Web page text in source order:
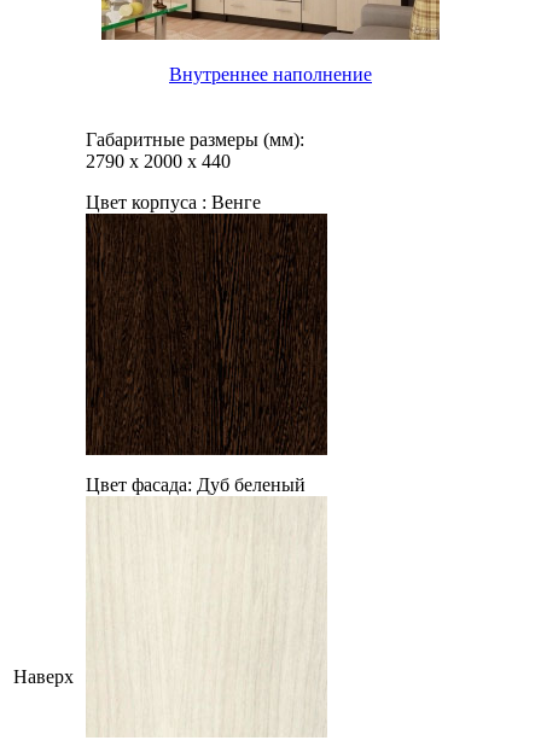
Наверх
Внутреннее наполнение
Габаритные размеры (мм):
2790 х 2000 х 440
Цвет корпуса : Венге
Цвет фасада: Дуб беленый